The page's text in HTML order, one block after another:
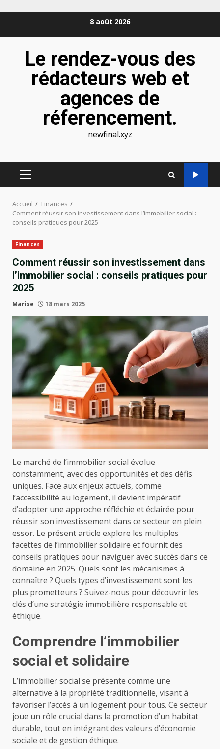
8 août 2026
Le rendez-vous des
rédacteurs web et
agences de
réferencement.
newfinal.xyz
MENU
Accueil
Finances
Comment réussir son investissement dans l’immobilier social :
conseils pratiques pour 2025
Finances
Comment réussir son investissement dans
l’immobilier social : conseils pratiques pour
2025
Marise 18 mars 2025
Le marché de l’immobilier social évolue
constamment, avec des opportunités et des défis
uniques. Face aux enjeux actuels, comme
l’accessibilité au logement, il devient impératif
d’adopter une approche réfléchie et éclairée pour
réussir son investissement dans ce secteur en plein
essor. Le présent article explore les multiples
facettes de l’immobilier solidaire et fournit des
conseils pratiques pour naviguer avec succès dans ce
domaine en 2025. Quels sont les mécanismes à
connaître ? Quels types d’investissement sont les
plus prometteurs ? Suivez-nous pour découvrir les
clés d’une stratégie immobilière responsable et
éthique.
Comprendre l’immobilier
social et solidaire
L’immobilier social se présente comme une
alternative à la propriété traditionnelle, visant à
favoriser l’accès à un logement pour tous. Ce secteur
joue un rôle crucial dans la promotion d’un habitat
durable, tout en intégrant des valeurs d’économie
sociale et de gestion éthique.